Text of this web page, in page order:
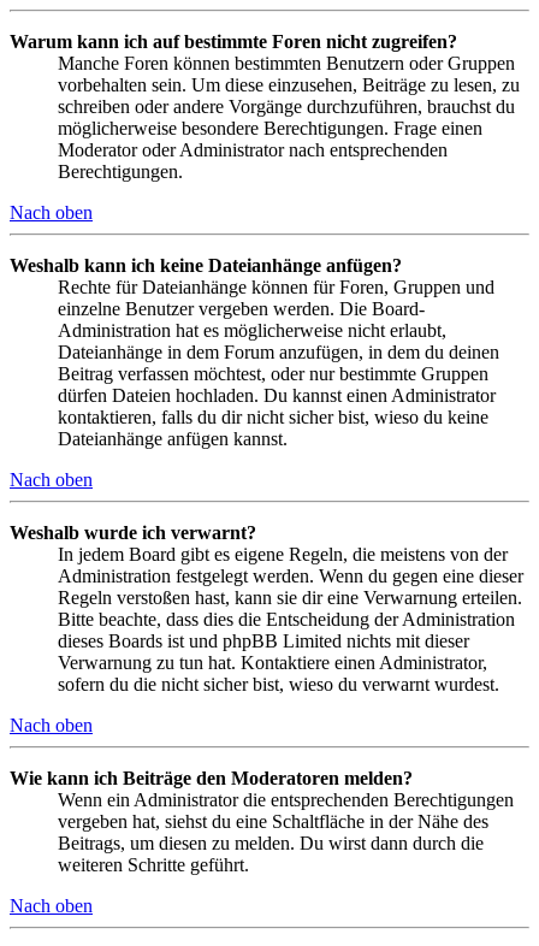
Warum kann ich auf bestimmte Foren nicht zugreifen?
Manche Foren können bestimmten Benutzern oder Gruppen
vorbehalten sein. Um diese einzusehen, Beiträge zu lesen, zu
schreiben oder andere Vorgänge durchzuführen, brauchst du
möglicherweise besondere Berechtigungen. Frage einen
Moderator oder Administrator nach entsprechenden
Berechtigungen.
Nach oben
Weshalb kann ich keine Dateianhänge anfügen?
Rechte für Dateianhänge können für Foren, Gruppen und
einzelne Benutzer vergeben werden. Die Board-
Administration hat es möglicherweise nicht erlaubt,
Dateianhänge in dem Forum anzufügen, in dem du deinen
Beitrag verfassen möchtest, oder nur bestimmte Gruppen
dürfen Dateien hochladen. Du kannst einen Administrator
kontaktieren, falls du dir nicht sicher bist, wieso du keine
Dateianhänge anfügen kannst.
Nach oben
Weshalb wurde ich verwarnt?
In jedem Board gibt es eigene Regeln, die meistens von der
Administration festgelegt werden. Wenn du gegen eine dieser
Regeln verstoßen hast, kann sie dir eine Verwarnung erteilen.
Bitte beachte, dass dies die Entscheidung der Administration
dieses Boards ist und phpBB Limited nichts mit dieser
Verwarnung zu tun hat. Kontaktiere einen Administrator,
sofern du die nicht sicher bist, wieso du verwarnt wurdest.
Nach oben
Wie kann ich Beiträge den Moderatoren melden?
Wenn ein Administrator die entsprechenden Berechtigungen
vergeben hat, siehst du eine Schaltfläche in der Nähe des
Beitrags, um diesen zu melden. Du wirst dann durch die
weiteren Schritte geführt.
Nach oben